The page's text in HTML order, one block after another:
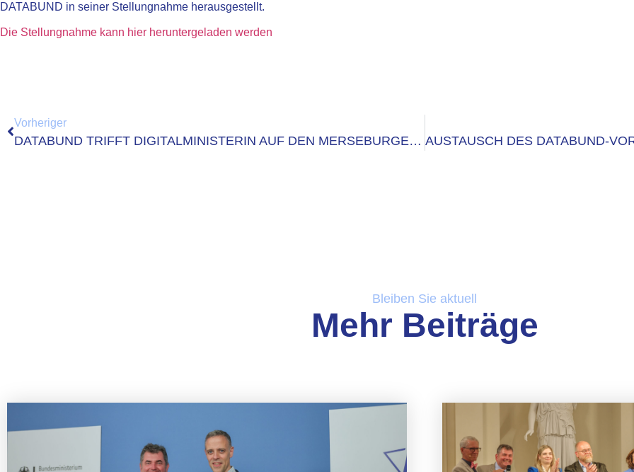
DATABUND in seiner Stellungnahme herausgestellt.
Die Stellungnahme kann hier heruntergeladen werden
Vorheriger
DATABUND TRIFFT DIGITALMINISTERIN AUF DEN MERSEBURGER DIGITALTAGEN
Bleiben Sie aktuell
Mehr Beiträge